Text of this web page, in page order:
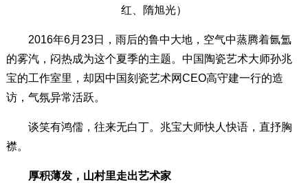
红、隋旭光）
2016年6月23日，雨后的鲁中大地，空气中蒸腾着氤氲
的雾汽，闷热成为这个夏季的主题。中国陶瓷艺术大师孙兆
宝的工作室里，却因中国刻瓷艺术网CEO高守建一行的造
访，气氛异常活跃。
谈笑有鸿儒，往来无白丁。兆宝大师快人快语，直抒胸
襟。
厚积薄发，山村里走出艺术家